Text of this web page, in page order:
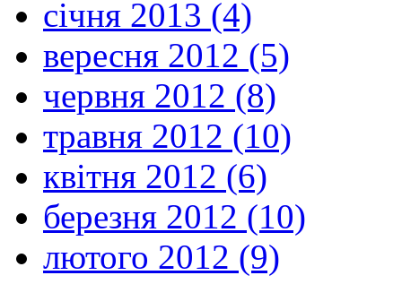
січня 2013 (4)
вересня 2012 (5)
червня 2012 (8)
травня 2012 (10)
квітня 2012 (6)
березня 2012 (10)
лютого 2012 (9)